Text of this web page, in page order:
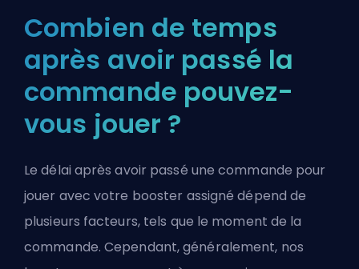
Combien de temps
après avoir passé la
commande pouvez-
vous jouer ?
Le délai après avoir passé une commande pour
jouer avec votre booster assigné dépend de
plusieurs facteurs, tels que le moment de la
commande. Cependant, généralement, nos